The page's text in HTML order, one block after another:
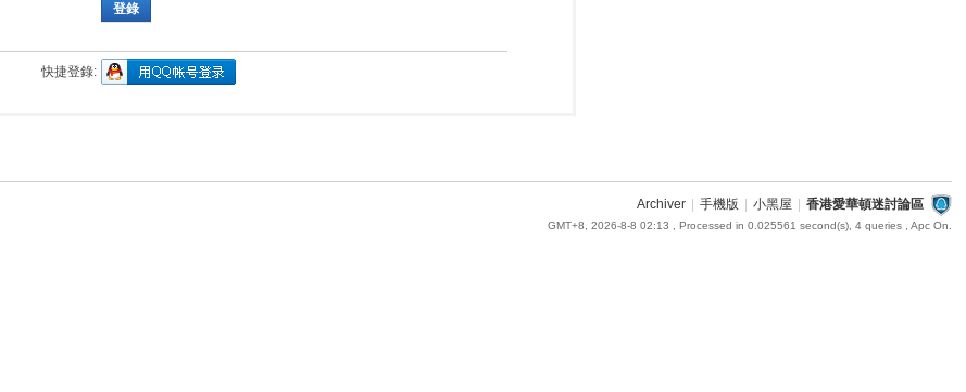
登錄
快捷登錄:
Archiver 手機版 小黑屋 香港愛華頓迷討論區
GMT+8, 2026-8-8 02:13 , Processed in 0.025561 second(s), 4 queries , Apc On.